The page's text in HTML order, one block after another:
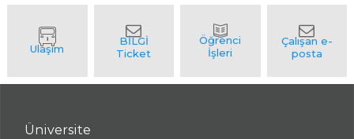
Üniversite